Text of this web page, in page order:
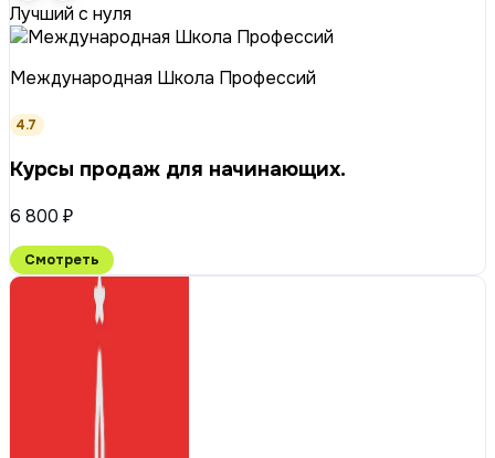
Лучший с нуля
Международная Школа Профессий
4.7
Курсы продаж для начинающих.
6 800 ₽
Смотреть